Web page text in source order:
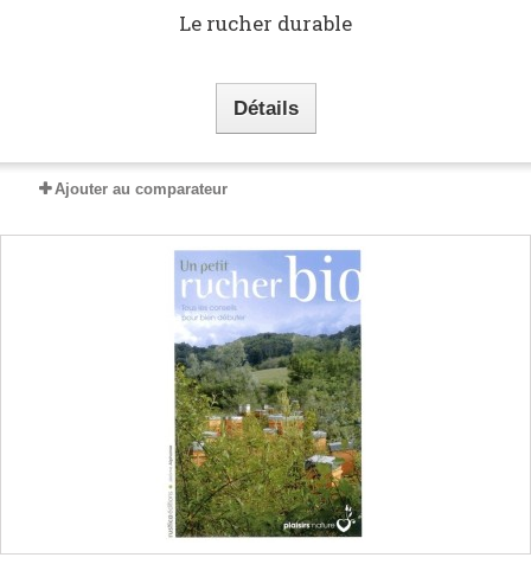
Le rucher durable
Détails
Ajouter au comparateur